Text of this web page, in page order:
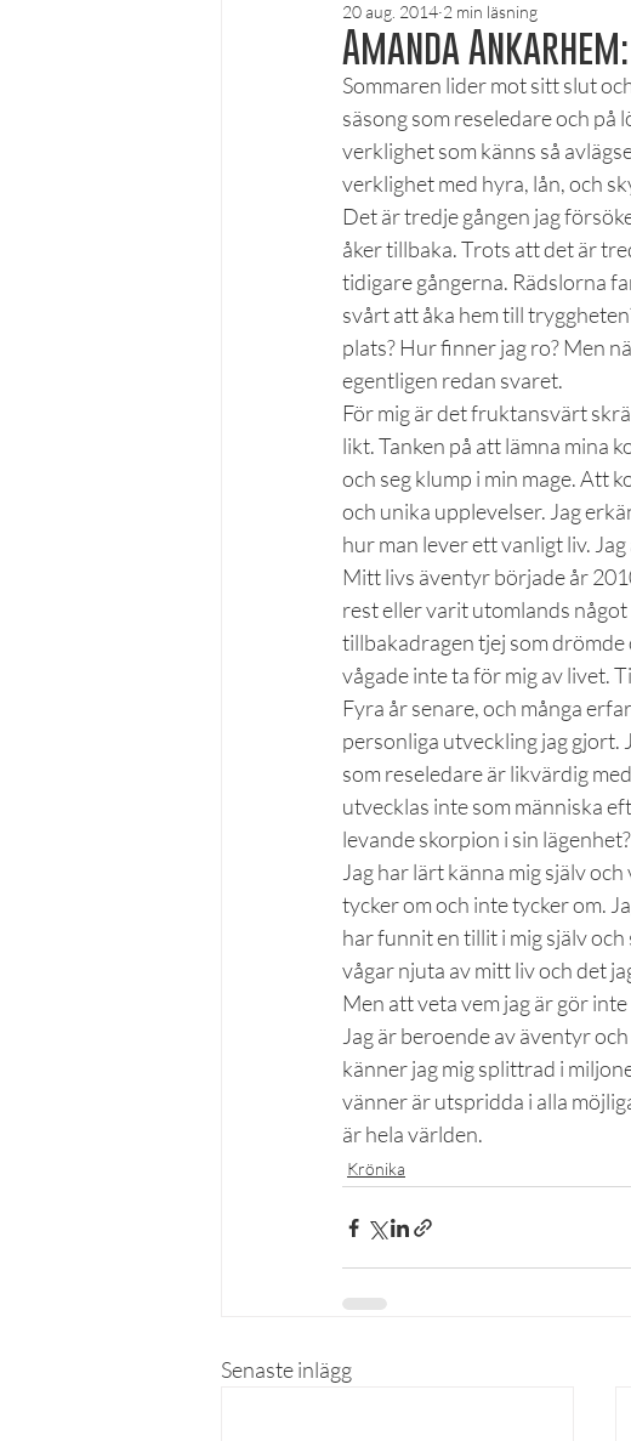
FUM-rapport Händer i Örebro
Lösnummer tipsar Lösnummer testar
Podcast - Studentliv
Studentens bekännelse
Amanda
20 aug. 2014 2 min läsning
Sommaren lider mot sitt slut
säsong som reseledare och på
verklighet som känns så
verklighet med hyra, lån, och
Det är tredje gången jag
åker tillbaka. Trots att det är
tidigare gångerna. Rädslorna
svårt att åka hem till
plats? Hur finner jag ro? Men
egentligen redan svaret.
För mig är det fruktansvärt
likt. Tanken på att lämna mina
och seg klump i min mage. Att
och unika upplevelser. Jag
hur man lever ett vanligt liv.
Mitt livs äventyr började år
rest eller varit utomlands
tillbakadragen tjej som
vågade inte ta för mig av livet.
Fyra år senare, och många
personliga utveckling jag gjort.
som reseledare är likvärdig
utvecklas inte som människa
levande skorpion i sin lägenhet?
Jag har lärt känna mig själv
tycker om och inte tycker om.
har funnit en tillit i mig själv
vågar njuta av mitt liv och det
Men att veta vem jag är gör
Jag är beroende av äventyr
känner jag mig splittrad i
vänner är utspridda i alla
är hela världen.
Krönika
Senaste inlägg